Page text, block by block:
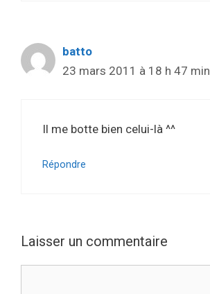
batto
23 mars 2011 à 18 h 47 min
Il me botte bien celui-là ^^
Répondre
Laisser un commentaire